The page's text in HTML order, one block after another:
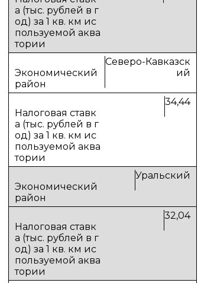
Северо-Кавказск
ий
34,44
Уральский
32,04